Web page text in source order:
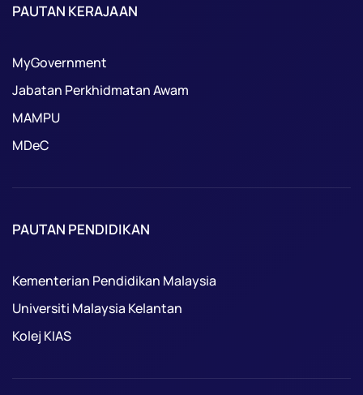
PAUTAN KERAJAAN
MyGovernment
Jabatan Perkhidmatan Awam
MAMPU
MDeC
PAUTAN PENDIDIKAN
Kementerian Pendidikan Malaysia
Universiti Malaysia Kelantan
Kolej KIAS